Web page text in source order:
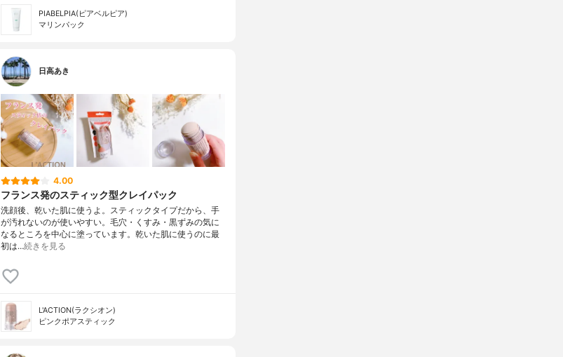
PIABELPIA(ピアベルピア)
マリンパック
日高あき
4.00
フランス発のスティック型クレイパック
洗顔後、乾いた肌に使うよ。スティックタイプだから、手
が汚れないのが使いやすい。毛穴・くすみ・黒ずみの気に
なるところを中心に塗っています。乾いた肌に使うのに最
初は…続きを見る
L'ACTION(ラクシオン)
ピンクポアスティック